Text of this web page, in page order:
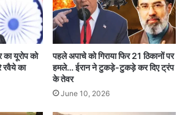
पास विस्फोट हुआ था, जिसके बाद
सील कर दिया गया।
ही में ईरानी सेना का चीफ ऑफ
था। वह इस्लामिक रिवोल्यूशनरी
यूरोप को
रवैये का
पहले अपाचे को गिराया फिर 21 ठिकानों पर
हमले… ईरान ने टुकड़े-टुकड़े कर दिए ट्रंप
के तेवर
June 10, 2026